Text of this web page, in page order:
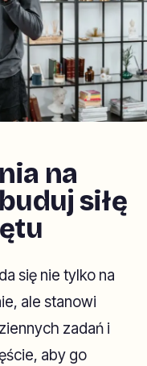
na
siłę
się nie tylko na
ale stanowi
zadań i
aby go